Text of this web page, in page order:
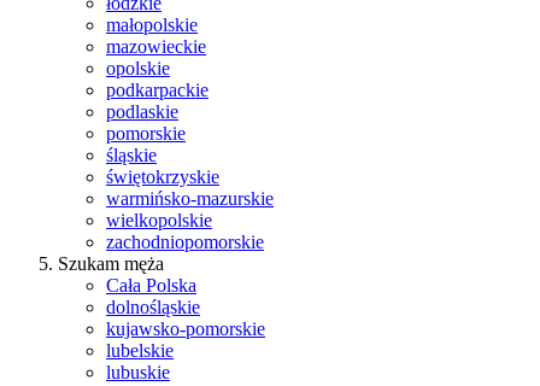
małopolskie
mazowieckie
opolskie
podkarpackie
podlaskie
pomorskie
śląskie
świętokrzyskie
warmińsko-mazurskie
wielkopolskie
zachodniopomorskie
Szukam męża
Cała Polska
dolnośląskie
kujawsko-pomorskie
lubelskie
lubuskie